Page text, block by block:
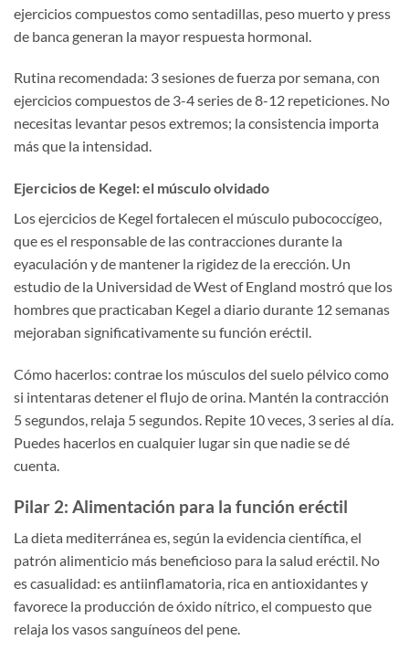
ejercicios compuestos como sentadillas, peso muerto y press
de banca generan la mayor respuesta hormonal.
Rutina recomendada: 3 sesiones de fuerza por semana, con
ejercicios compuestos de 3-4 series de 8-12 repeticiones. No
necesitas levantar pesos extremos; la consistencia importa
más que la intensidad.
Ejercicios de Kegel: el músculo olvidado
Los ejercicios de Kegel fortalecen el músculo pubococcígeo,
que es el responsable de las contracciones durante la
eyaculación y de mantener la rigidez de la erección. Un
estudio de la Universidad de West of England mostró que los
hombres que practicaban Kegel a diario durante 12 semanas
mejoraban significativamente su función eréctil.
Cómo hacerlos: contrae los músculos del suelo pélvico como
si intentaras detener el flujo de orina. Mantén la contracción
5 segundos, relaja 5 segundos. Repite 10 veces, 3 series al día.
Puedes hacerlos en cualquier lugar sin que nadie se dé
cuenta.
Pilar 2: Alimentación para la función eréctil
La dieta mediterránea es, según la evidencia científica, el
patrón alimenticio más beneficioso para la salud eréctil. No
es casualidad: es antiinflamatoria, rica en antioxidantes y
favorece la producción de óxido nítrico, el compuesto que
relaja los vasos sanguíneos del pene.